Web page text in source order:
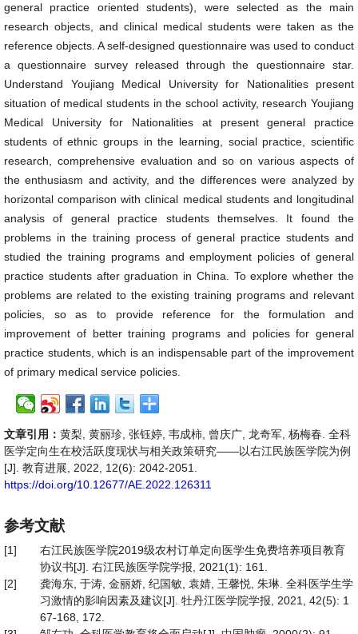
general practice oriented students), were selected as the main
research objects, and clinical medical students were taken as the
reference objects. A self-designed questionnaire was used to conduct
a questionnaire survey released through the questionnaire star.
Understand Youjiang Medical University for Nationalities present
situation of medical students in the school activity, research Youjiang
Medical University for Nationalities at present general practice
students of ethnic groups in the learning, social practice, scientific
research, comprehensive evaluation and so on various aspects of
the enthusiasm and activity, and the differences were analyzed by
horizontal comparison with clinical medical students and longitudinal
analysis of general practice students themselves. It found the
problems in the training process of general practice students and
studied the training programs and employment policies of general
practice students after graduation in China. To explore whether the
problems are related to the existing training programs and relevant
policies, so as to provide reference for the formulation and
improvement of better training programs and policies for general
practice students, which is an indispensable part of the improvement
of primary medical service policies.
文章引用： 黄梨, 黄丽珍, 张钰婷, 韦成柿, 曾庆广, 龙奇军, 杨梅春. 全科
医学定向生在校活跃度现状与相关政策研究——以右江民族医学院为例
[J]. 教育进展, 2022, 12(6): 2042-2051.
https://doi.org/10.12677/AE.2022.126311
参考文献
[1]
右江民族医学院2019级农村订单定向医学生免费培养项目教育
协议书[J]. 右江民族医学院学报, 2021(1): 161.
[2]
龚海东, 于涛, 金丽娇, 纪国敏, 袁婧, 王馨悦, 朱琳. 全科医学生学
习激情的影响因素及建议[J]. 牡丹江医学院学报, 2021, 42(5): 1
67-168, 172.